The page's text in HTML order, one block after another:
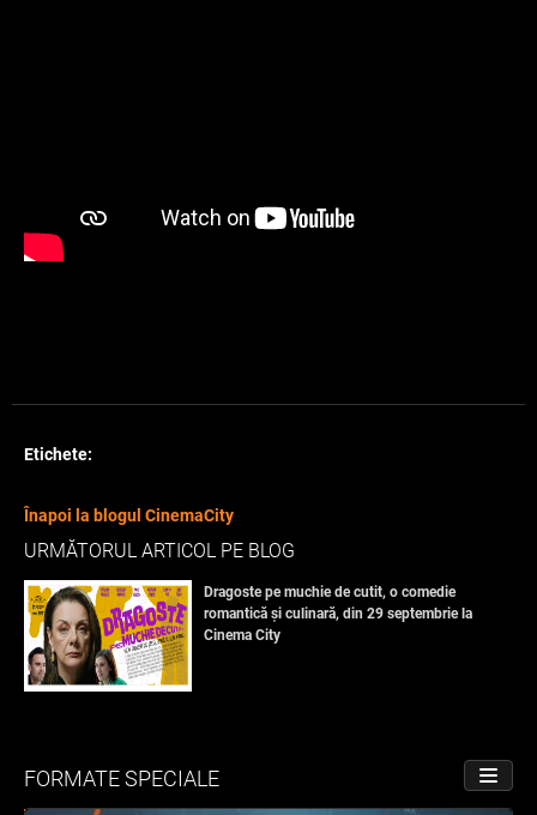
Etichete:
Înapoi la blogul CinemaCity
URMĂTORUL ARTICOL PE BLOG
Dragoste pe muchie de cutit, o comedie
romantică și culinară, din 29 septembrie la
Cinema City
FORMATE SPECIALE